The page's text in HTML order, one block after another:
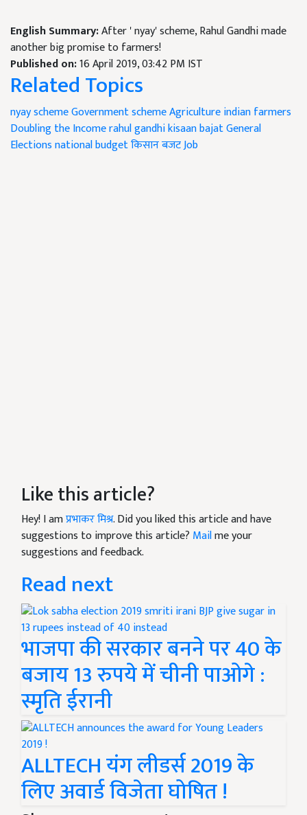
English Summary:After ' nyay' scheme, Rahul Gandhi made
another big promise to farmers!
Published on:16 April 2019, 03:42 PM IST
Related Topics
nyay schemeGovernment schemeAgricultureindian farmers
Doubling the Incomerahul gandhikisaan bajatGeneral
Electionsnational budgetकिसान बजटJob
Like this article?
Hey! I amप्रभाकर मिश्र. Did you liked this article and have
suggestions to improve this article? Mailme your
suggestions and feedback.
Read next
भाजपा की सरकार बनने पर 40 के
बजाय 13 रुपये में चीनी पाओगे :
स्मृति ईरानी
ALLTECH यंग लीडर्स 2019 के
लिए अवार्ड विजेता घोषित !